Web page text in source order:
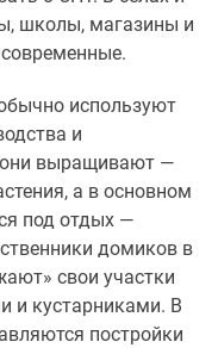
школы, магазины и
используют
и
они выращивают —
а в основном
под отдых —
домиков в
свои участки
и кустарниками. В
постройки